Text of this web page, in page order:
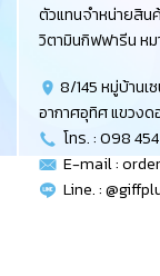
ตัวแทนจำหน่ายสิน
วิตามินกิฟฟารีน หม
8/145 หมู่บ้านเ
อากาศอุทิศ แขวงด
โทร. : 098
E-mail :
Line. :